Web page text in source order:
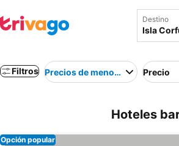
Destino
Filtros Precios de menor a mayorPrecio
Hoteles
Opción popular